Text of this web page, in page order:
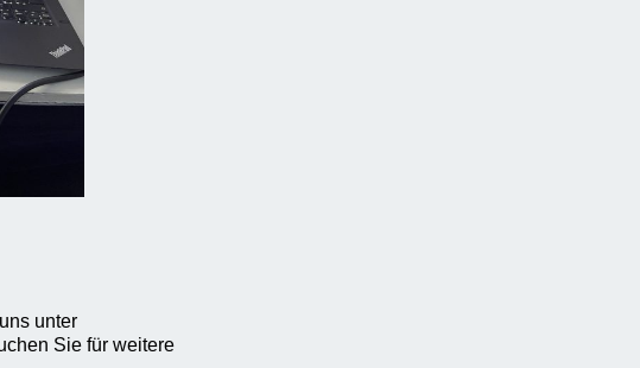
unter
Sie für weitere